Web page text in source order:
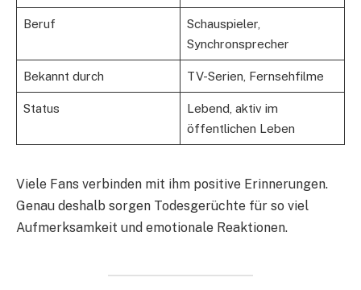
Beruf
Schauspieler,
Synchronsprecher
Bekannt durch TV-Serien, Fernsehfilme
Status
Lebend, aktiv im
öffentlichen Leben
Viele Fans verbinden mit ihm positive Erinnerungen.
Genau deshalb sorgen Todesgerüchte für so viel
Aufmerksamkeit und emotionale Reaktionen.